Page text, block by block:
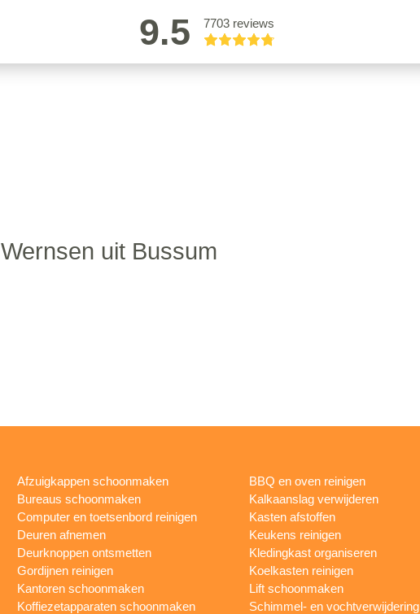
9.5 7703 reviews
Wernsen uit Bussum
Afzuigkappen schoonmaken
Bureaus schoonmaken
Computer en toetsenbord reinigen
Deuren afnemen
Deurknoppen ontsmetten
Gordijnen reinigen
Kantoren schoonmaken
Koffiezetapparaten schoonmaken
BBQ en oven reinigen
Kalkaanslag verwijderen
Kasten afstoffen
Keukens reinigen
Kledingkast organiseren
Koelkasten reinigen
Lift schoonmaken
Schimmel- en vochtverwijdering